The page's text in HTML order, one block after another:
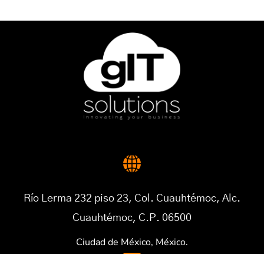
Río Lerma 232 piso 23, Col. Cuauhtémoc, Alc.
Cuauhtémoc, C.P. 06500
Ciudad de México, México.